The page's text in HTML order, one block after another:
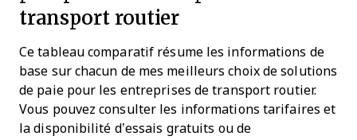
transport routier
Ce tableau comparatif résume les informations de
base sur chacun de mes meilleurs choix de solutions
de paie pour les entreprises de transport routier.
Vous pouvez consulter les informations tarifaires et
la disponibilité d’essais gratuits ou de